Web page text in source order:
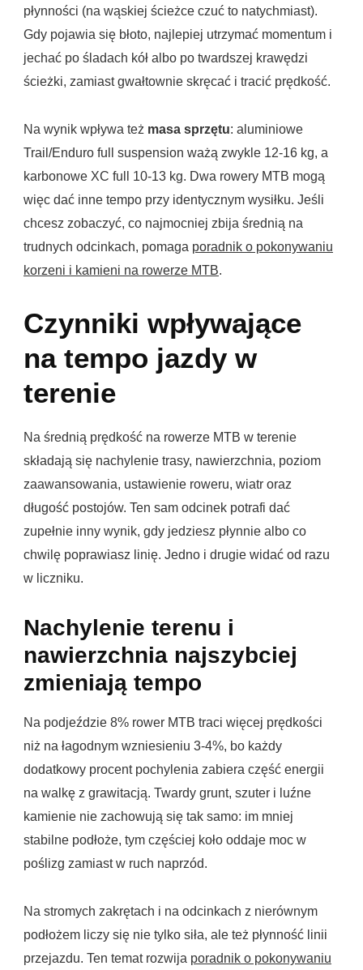
płynności (na wąskiej ścieżce czuć to natychmiast).
Gdy pojawia się błoto, najlepiej utrzymać momentum i
jechać po śladach kół albo po twardszej krawędzi
ścieżki, zamiast gwałtownie skręcać i tracić prędkość.
Na wynik wpływa też masa sprzętu: aluminiowe
Trail/Enduro full suspension ważą zwykle 12-16 kg, a
karbonowe XC full 10-13 kg. Dwa rowery MTB mogą
więc dać inne tempo przy identycznym wysiłku. Jeśli
chcesz zobaczyć, co najmocniej zbija średnią na
trudnych odcinkach, pomaga poradnik o pokonywaniu
korzeni i kamieni na rowerze MTB.
Czynniki wpływające
na tempo jazdy w
terenie
Na średnią prędkość na rowerze MTB w terenie
składają się nachylenie trasy, nawierzchnia, poziom
zaawansowania, ustawienie roweru, wiatr oraz
długość postojów. Ten sam odcinek potrafi dać
zupełnie inny wynik, gdy jedziesz płynnie albo co
chwilę poprawiasz linię. Jedno i drugie widać od razu
w liczniku.
Nachylenie terenu i
nawierzchnia najszybciej
zmieniają tempo
Na podjeździe 8% rower MTB traci więcej prędkości
niż na łagodnym wzniesieniu 3-4%, bo każdy
dodatkowy procent pochylenia zabiera część energii
na walkę z grawitacją. Twardy grunt, szuter i luźne
kamienie nie zachowują się tak samo: im mniej
stabilne podłoże, tym częściej koło oddaje moc w
poślizg zamiast w ruch naprzód.
Na stromych zakrętach i na odcinkach z nierównym
podłożem liczy się nie tylko siła, ale też płynność linii
przejazdu. Ten temat rozwija poradnik o pokonywaniu